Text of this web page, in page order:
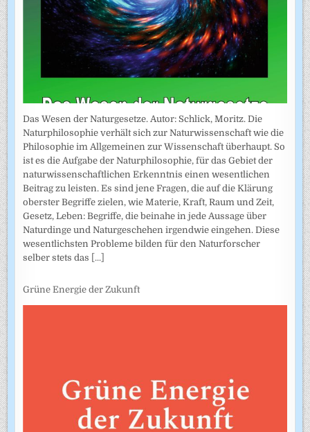
Das Wesen der Naturgesetze. Autor: Schlick, Moritz. Die
Naturphilosophie verhält sich zur Naturwissenschaft wie die
Philosophie im Allgemeinen zur Wissenschaft überhaupt. So
ist es die Aufgabe der Naturphilosophie, für das Gebiet der
naturwissenschaftlichen Erkenntnis einen wesentlichen
Beitrag zu leisten. Es sind jene Fragen, die auf die Klärung
oberster Begriffe zielen, wie Materie, Kraft, Raum und Zeit,
Gesetz, Leben: Begriffe, die beinahe in jede Aussage über
Naturdinge und Naturgeschehen irgendwie eingehen. Diese
wesentlichsten Probleme bilden für den Naturforscher
selber stets das [...]
Grüne Energie der Zukunft